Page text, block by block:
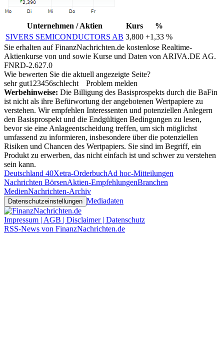
Unternehmen / Aktien Kurs
%
SIVERS SEMICONDUCTORS AB 3,800 +1,33 %
Sie erhalten auf FinanzNachrichten.de kostenlose Realtime-
Aktienkurse von und sowie Kurse und Daten von ARIVA.DE AG.
FNRD-2.627.0
Wie bewerten Sie die aktuell angezeigte Seite?
sehr gut1 23456schlecht
Problem melden
Werbehinweise: Die Billigung des Basisprospekts durch die BaFin
ist nicht als ihre Befürwortung der angebotenen Wertpapiere zu
verstehen. Wir empfehlen Interessenten und potenziellen Anlegern
den Basisprospekt und die Endgültigen Bedingungen zu lesen,
bevor sie eine Anlageentscheidung treffen, um sich möglichst
umfassend zu informieren, insbesondere über die potenziellen
Risiken und Chancen des Wertpapiers. Sie sind im Begriff, ein
Produkt zu erwerben, das nicht einfach ist und schwer zu verstehen
sein kann.
Deutschland 40Xetra-OrderbuchAd hoc-Mitteilungen
Nachrichten BörsenAktien-EmpfehlungenBranchen
MedienNachrichten-Archiv
Datenschutzeinstellungen Mediadaten
Impressum | AGB | Disclaimer | Datenschutz
RSS-News von FinanzNachrichten.de